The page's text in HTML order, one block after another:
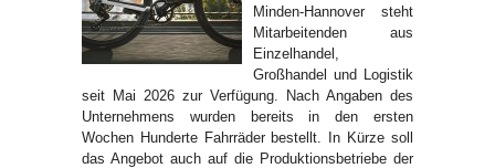
Minden-Hannover steht
Mitarbeitenden aus
Einzelhandel,
Großhandel und Logistik
seit Mai 2026 zur Verfügung. Nach Angaben des
Unternehmens wurden bereits in den ersten
Wochen Hunderte Fahrräder bestellt. In Kürze soll
das Angebot auch auf die Produktionsbetriebe der